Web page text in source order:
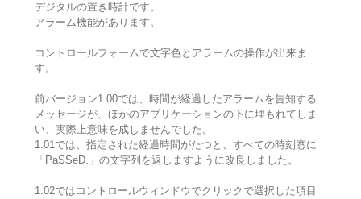
デジタルの置き時計です。
アラーム機能があります。
コントロールフォームで文字色とアラームの操作が出来ま
す。
前バージョン1.00では、時間が経過したアラームを告知する
メッセージが、ほかのアプリケーションの下に埋もれてしま
い、実際上意味を成しませんでした。
1.01では、指定された経過時間がたつと、すべての時刻窓に
「PaSSeD.」の文字列を返しますように改良しました。
1.02ではコントロールウィンドウでクリックで選択した項目